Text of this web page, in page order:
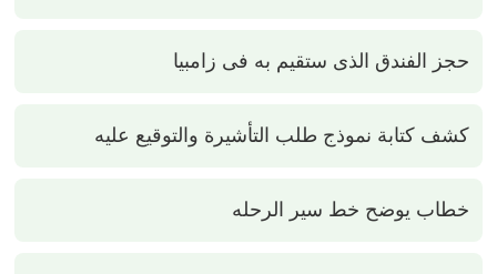
حجز الفندق الذى ستقيم به فى زامبيا
كشف كتابة نموذج طلب التأشيرة والتوقيع عليه
خطاب يوضح خط سير الرحله